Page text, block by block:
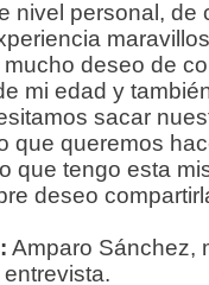
nivel personal, de
deseo de
mi edad y
sacar
que queremos
que tengo esta
deseo
Amparo Sánchez,